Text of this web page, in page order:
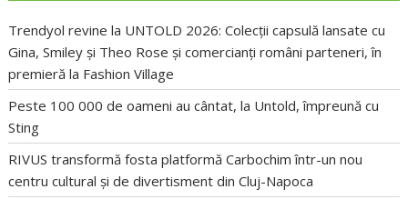
Trendyol revine la UNTOLD 2026: Colecții capsulă lansate cu
Gina, Smiley și Theo Rose și comercianți români parteneri, în
premieră la Fashion Village
Peste 100 000 de oameni au cântat, la Untold, împreună cu
Sting
RIVUS transformă fosta platformă Carbochim într-un nou
centru cultural și de divertisment din Cluj-Napoca